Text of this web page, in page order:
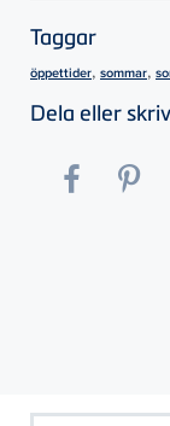
Taggar
öppettider, sommar,
Dela eller